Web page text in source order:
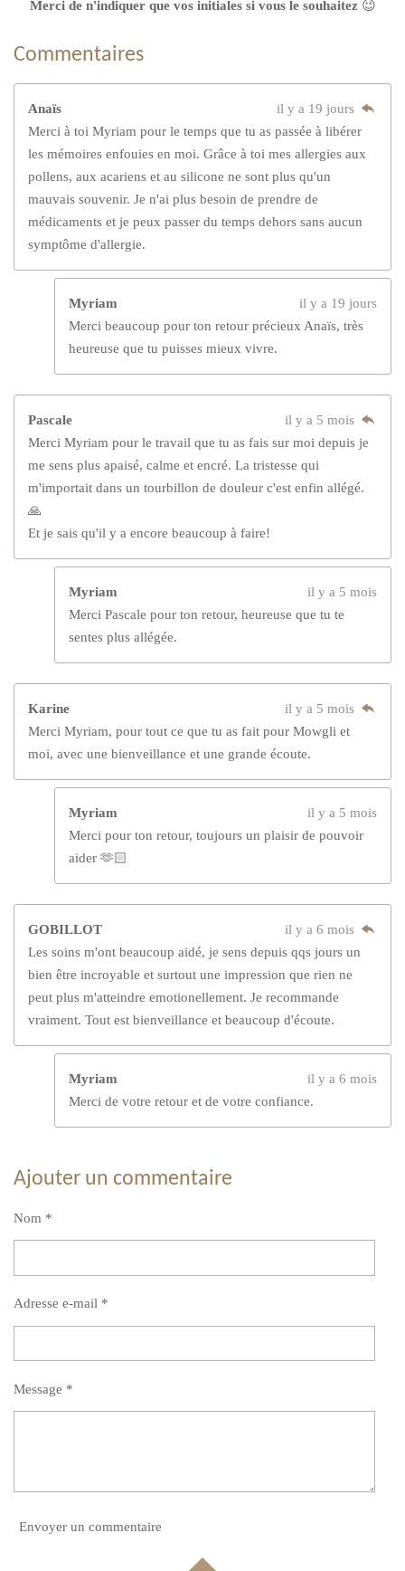
Merci de n'indiquer que vos initiales si vous le souhaitez 😉
Commentaires
Anaïs
il y a 19 jours
Merci à toi Myriam pour le temps que tu as passée à libérer
les mémoires enfouies en moi. Grâce à toi mes allergies aux
pollens, aux acariens et au silicone ne sont plus qu'un
mauvais souvenir. Je n'ai plus besoin de prendre de
médicaments et je peux passer du temps dehors sans aucun
symptôme d'allergie.
Myriam
il y a 19 jours
Merci beaucoup pour ton retour précieux Anaïs, très
heureuse que tu puisses mieux vivre.
Pascale
il y a 5 mois
Merci Myriam pour le travail que tu as fais sur moi depuis je
me sens plus apaisé, calme et encré. La tristesse qui
m'importait dans un tourbillon de douleur c'est enfin allégé.
🙏
Et je sais qu'il y a encore beaucoup à faire!
Myriam
il y a 5 mois
Merci Pascale pour ton retour, heureuse que tu te
sentes plus allégée.
Karine
il y a 5 mois
Merci Myriam, pour tout ce que tu as fait pour Mowgli et
moi, avec une bienveillance et une grande écoute.
Myriam
il y a 5 mois
Merci pour ton retour, toujours un plaisir de pouvoir
aider 🫶🏻
GOBILLOT
il y a 6 mois
Les soins m'ont beaucoup aidé, je sens depuis qqs jours un
bien être incroyable et surtout une impression que rien ne
peut plus m'atteindre emotionellement. Je recommande
vraiment. Tout est bienveillance et beaucoup d'écoute.
Myriam
il y a 6 mois
Merci de votre retour et de votre confiance.
Ajouter un commentaire
Nom *
Adresse e-mail *
Message *
Envoyer un commentaire